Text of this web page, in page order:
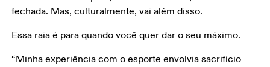
fechada. Mas, culturalmente, vai além disso.
Essa raia é para quando você quer dar o seu máximo.
“Minha experiência com o esporte envolvia sacrifício